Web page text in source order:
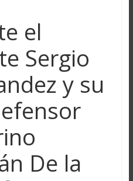
el
Sergio
y su
De la